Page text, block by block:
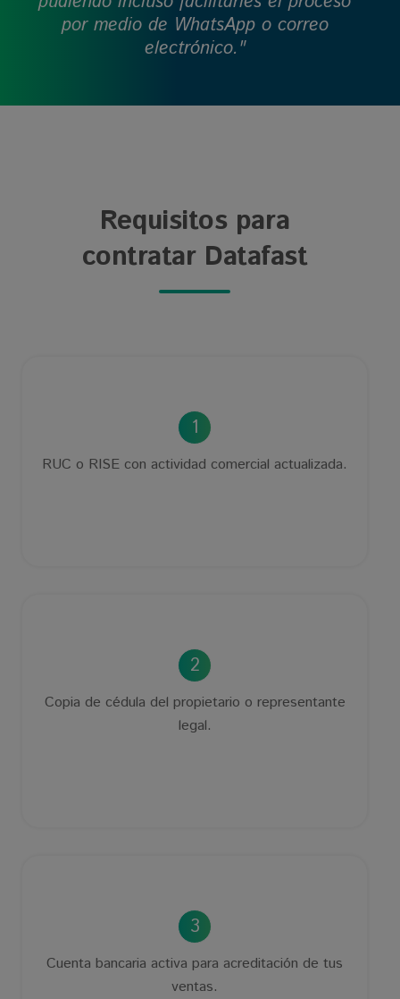
por medio de WhatsApp o correo
electrónico."
Requisitos para
contratar Datafast
1
RUC o RISE con actividad comercial actualizada.
2
Copia de cédula del propietario o representante
legal.
3
Cuenta bancaria activa para acreditación de tus
ventas.